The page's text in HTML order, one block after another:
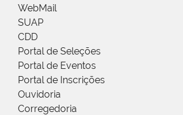
WebMail
SUAP
CDD
Portal de Seleções
Portal de Eventos
Portal de Inscrições
Ouvidoria
Corregedoria